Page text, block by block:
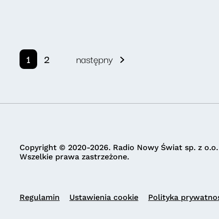
1 2 następny
Copyright © 2020-2026. Radio Nowy Świat sp. z o.o.
Wszelkie prawa zastrzeżone.
Regulamin Ustawienia cookie Polityka